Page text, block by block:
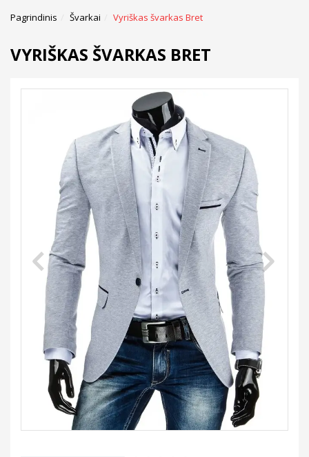
Pagrindinis Švarkai Vyriškas švarkas Bret
VYRIŠKAS ŠVARKAS BRET